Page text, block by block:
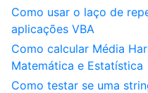
Como usar o laço de
aplicações VBA
Como calcular Média
Matemática e Estatística
Como testar se uma